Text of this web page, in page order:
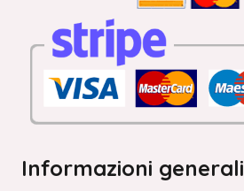
Informazioni generali